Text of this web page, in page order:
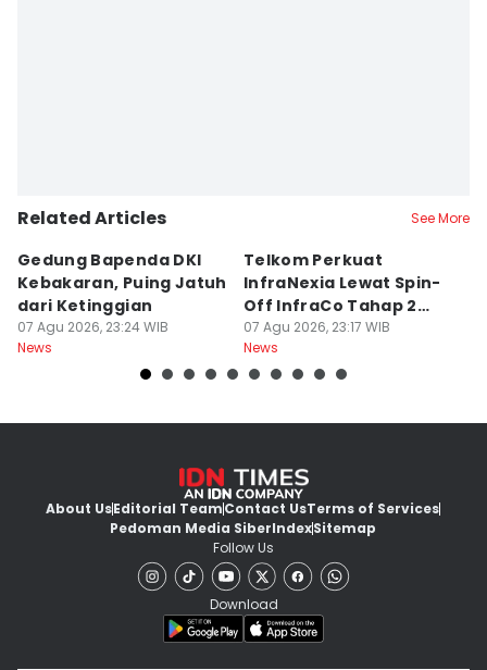
Related Articles See More
Gedung Bapenda DKI
Kebakaran, Puing Jatuh
dari Ketinggian
07 Agu 2026, 23:24 WIB
News
Telkom Perkuat
InfraNexia Lewat Spin-
Off InfraCo Tahap 2
Rp49,9 T
07 Agu 2026, 23:17 WIB
News
About UsEditorial TeamContact UsTerms of Services
Pedoman Media SiberIndexSitemap
Follow Us
Download